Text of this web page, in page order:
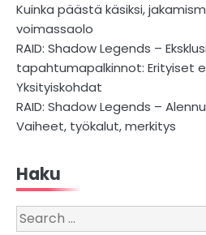
Kuinka päästä käsiksi,
voimassaolo
RAID: Shadow Legends –
tapahtumapalkinnot: Erityiset
Yksityiskohdat
RAID: Shadow Legends –
Vaiheet, työkalut, merkitys
Haku
Search